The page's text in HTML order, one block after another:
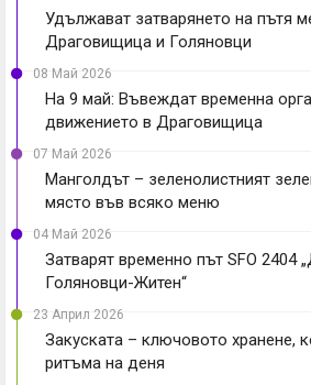
Удължават затварянето на пътя
Драговищица и Голяновци
08 Май 2026
На 9 май: Въвеждат временна
движението в Драговищица
07 Май 2026
Манголдът – зеленолистният
място във всяко меню
04 Май 2026
Затварят временно път SFO 2404
Голяновци-Житен“
23 Април 2026
Закуската – ключовото хранене,
ритъма на деня